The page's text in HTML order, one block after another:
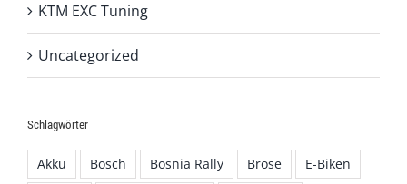
KTM EXC Tuning
Uncategorized
Schlagwörter
Akku Bosch Bosnia Rally Brose
E-Biken